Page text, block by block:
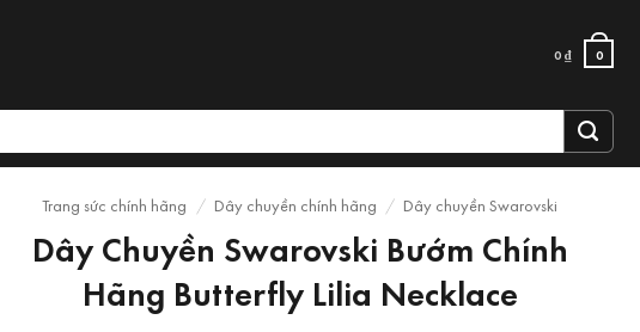
0₫ 0
Trang sức chính hãng / Dây chuyền chính hãng / Dây chuyền Swarovski
Dây Chuyền Swarovski Bướm Chính
Hãng Butterfly Lilia Necklace